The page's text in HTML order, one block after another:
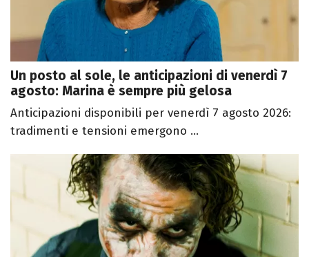
Un posto al sole, le anticipazioni di venerdì 7
agosto: Marina è sempre più gelosa
Anticipazioni disponibili per venerdì 7 agosto 2026:
tradimenti e tensioni emergono ...